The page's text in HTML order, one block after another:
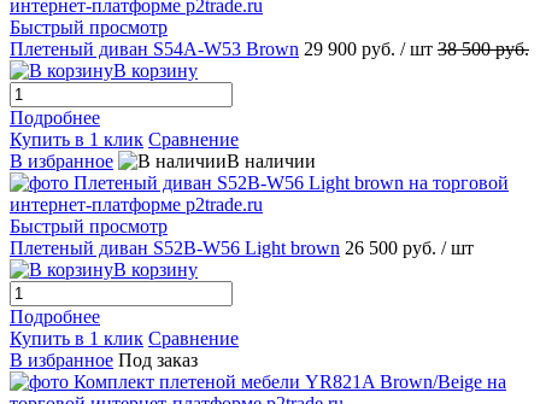
Быстрый просмотр
Плетеный диван S54A-W53 Brown 29 900 руб. / шт 38 500 руб.
В корзину
Подробнее
Купить в 1 клик Сравнение
В избранное
В наличии
Быстрый просмотр
Плетеный диван S52B-W56 Light brown 26 500 руб. / шт
В корзину
Подробнее
Купить в 1 клик Сравнение
В избранное Под заказ